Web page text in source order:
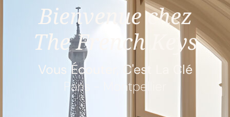
Bienvenue chez
The French Keys
Vous Écouter, C'est La Clé
Paris - Montpellier